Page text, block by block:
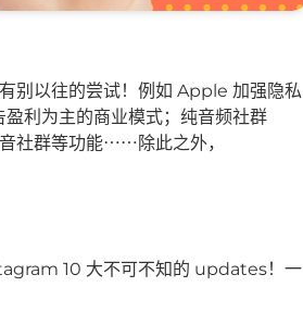
别以往的尝试！例如 Apple 加强隐私
利为主的商业模式；纯音频社群
社群等功能⋯⋯除此之外，
10 大不可不知的 updates！一